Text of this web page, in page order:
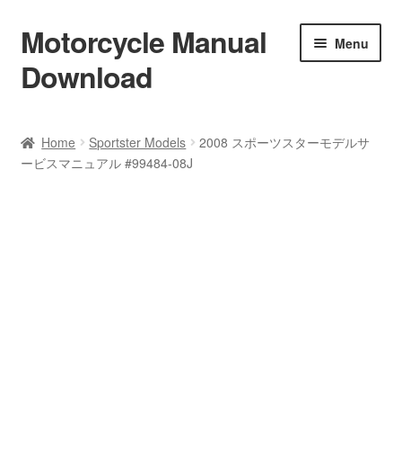
Skip
to
navigation
Skip
to
content
Motorcycle Manual
Download
Menu
Shop
Home Sportster Models
2008 スポーツスターモデルサ
ービスマニュアル #99484-08J